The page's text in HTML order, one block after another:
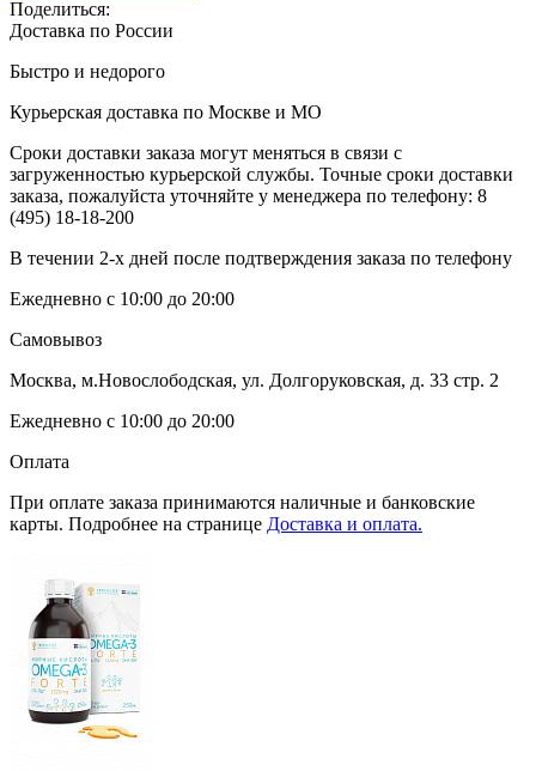
Поделиться:
Доставка по России
Быстро и недорого
Курьерская доставка по Москве и МО
Сроки доставки заказа могут меняться в связи с
загруженностью курьерской службы. Точные сроки доставки
заказа, пожалуйста уточняйте у менеджера по телефону: 8
(495) 18-18-200
В течении 2-х дней после подтверждения заказа по телефону
Ежедневно с 10:00 до 20:00
Самовывоз
Москва, м.Новослободская, ул. Долгоруковская, д. 33 стр. 2
Ежедневно с 10:00 до 20:00
Оплата
При оплате заказа принимаются наличные и банковские
карты. Подробнее на странице Доставка и оплата.